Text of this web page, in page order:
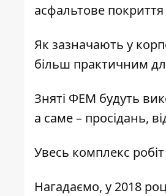
асфальтове
Як зазначають у
більш практичним
Зняті ФЕМ будуть
а саме – просідань,
Увесь комплекс
Нагадаємо, у 2018